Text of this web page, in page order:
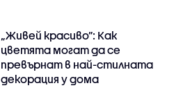
„Живей красиво”: Как
цветята могат да се
превърнат в най-стилната
декорация у дома